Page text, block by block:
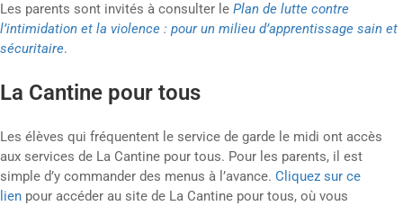
Les parents sont invités à consulter le Plan de lutte contre
l’intimidation et la violence : pour un milieu d’apprentissage sain et
sécuritaire.
La Cantine pour tous
Les élèves qui fréquentent le service de garde le midi ont accès
aux services de La Cantine pour tous. Pour les parents, il est
simple d’y commander des menus à l’avance. Cliquez sur ce
lien pour accéder au site de La Cantine pour tous, où vous